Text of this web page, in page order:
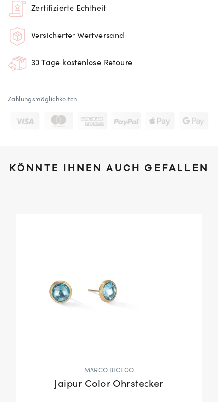
Zertifizierte Echtheit
Versicherter Wertversand
30 Tage kostenlose Retoure
Zahlungsmöglichkeiten
KÖNNTE IHNEN AUCH GEFALLEN
MARCO BICEGO
Jaipur Color Ohrstecker